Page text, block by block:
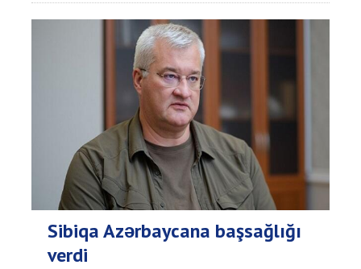
Sibiqa Azərbaycana başsağlığı
verdi